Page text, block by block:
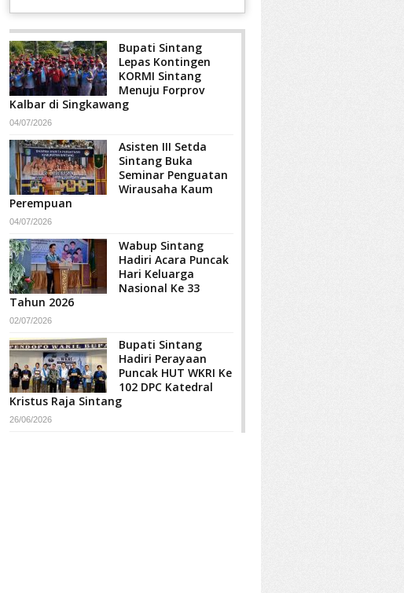
Bupati Sintang
Lepas Kontingen
KORMI Sintang
Menuju Forprov
Kalbar di Singkawang
04/07/2026
Asisten III Setda
Sintang Buka
Seminar Penguatan
Wirausaha Kaum
Perempuan
04/07/2026
Wabup Sintang
Hadiri Acara Puncak
Hari Keluarga
Nasional Ke 33
Tahun 2026
02/07/2026
Bupati Sintang
Hadiri Perayaan
Puncak HUT WKRI Ke
102 DPC Katedral
Kristus Raja Sintang
26/06/2026